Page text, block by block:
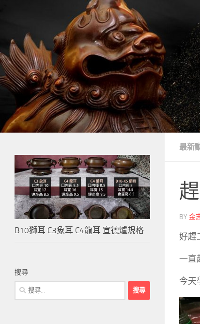
最新
BY 金
好趕
一直
今天
B10獅耳 C3象耳 C4龍耳 宣德爐規格
搜尋
搜
尋